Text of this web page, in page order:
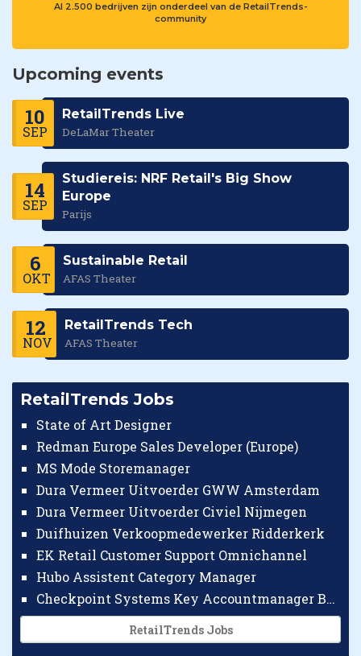
Al 2.500 bedrijven zijn onderdeel van de RetailTrends-
community
Upcoming events
10
SEP
RetailTrends Live
DeLaMar Theater
14
SEP
Studiereis: NRF Retail's Big Show
Europe
Parijs
6
OKT
Sustainable Retail
AFAS Theater
12
NOV
RetailTrends Tech
AFAS Theater
RetailTrends Jobs
State of Art Designer
Redman Europe Sales Developer (Europe)
MS Mode Storemanager
Dura Vermeer Uitvoerder GWW Amsterdam
Dura Vermeer Uitvoerder Civiel Nijmegen
Duifhuizen Verkoopmedewerker Ridderkerk
EK Retail Customer Support Omnichannel
Hubo Assistent Category Manager
Checkpoint Systems Key Accountmanager Benelux
RetailTrends Jobs